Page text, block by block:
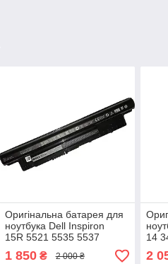
Оригінальна батарея для
ноутбука Dell Inspiron
15R 5521 5535 5537
MR90Y
1 850₴ 2 000 ₴
14
2